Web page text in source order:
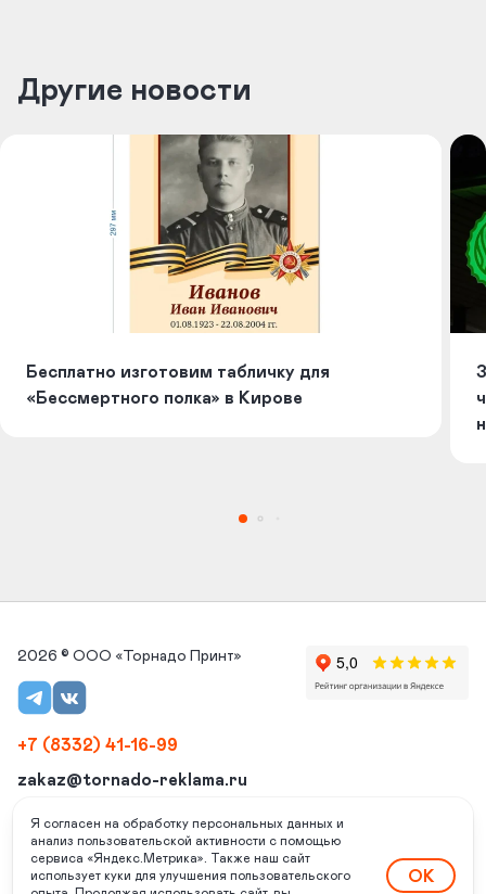
Другие новости
Бесплатно изготовим табличку для
«Бессмертного полка» в Кирове
2026 © ООО «Торнадо Принт»
+7 (8332) 41-16-99
zakaz@tornado-reklama.ru
г. Киров, ул. Народная 28/1, 2 эт., оф. 01
Режим работы: пн-пт: с 8:00 до 17:00, сб, вс - выходной
Политика конфиденциальности
Я согласен на обработку персональных данных и
анализ пользовательской активности с помощью
сервиса «Яндекс.Метрика». Также наш сайт
использует куки для улучшения пользовательского
ОК